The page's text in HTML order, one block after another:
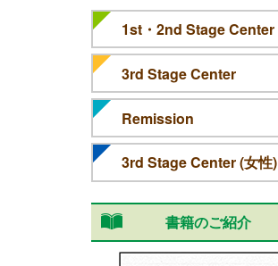
1st・2nd Stage Center
3rd Stage Center
Remission
3rd Stage Center (女性)
書籍のご紹介